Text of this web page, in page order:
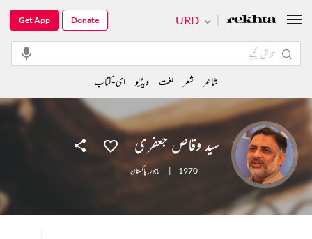
سید وقاص جعفری
1970
| لاہور, پاکستان
URD
Get App Donate
شاعر شعر لغت ویڈیو ای-کتاب